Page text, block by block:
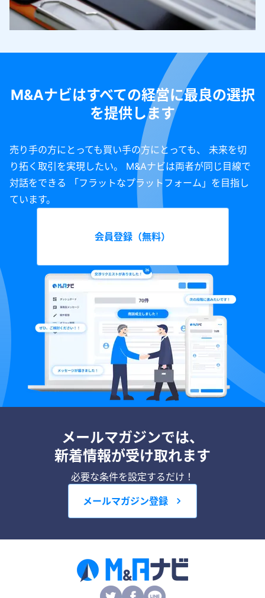
M&Aナビはすべての経営に最良の選択
を提供します
売り手の方にとっても買い手の方にとっても、 未来を切
り拓く取引を実現したい。 M&Aナビは両者が同じ目線で
対話をできる 「フラットなプラットフォーム」を目指し
ています。
会員登録（無料）
メールマガジンでは、
新着情報が受け取れます
必要な条件を設定するだけ！
メールマガジン登録